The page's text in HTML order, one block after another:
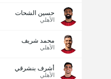
حسين الشحات
الأهلي
محمد شريف
الأهلي
أشرف بنشرقي
الأهلي